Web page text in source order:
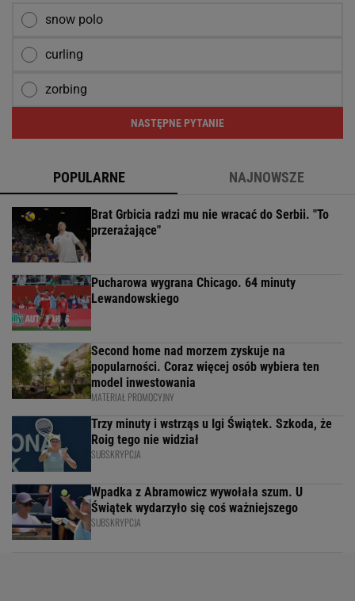
snow polo
curling
zorbing
NASTĘPNE PYTANIE
POPULARNE NAJNOWSZE
Brat Grbicia radzi mu nie wracać do Serbii. "To
przerażające"
Pucharowa wygrana Chicago. 64 minuty
Lewandowskiego
Second home nad morzem zyskuje na
popularności. Coraz więcej osób wybiera ten
model inwestowania
MATERIAŁ PROMOCYJNY
Trzy minuty i wstrząs u Igi Świątek. Szkoda, że
Roig tego nie widział
SUBSKRYPCJA
Wpadka z Abramowicz wywołała szum. U
Świątek wydarzyło się coś ważniejszego
SUBSKRYPCJA